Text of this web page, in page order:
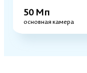
50 Мп
основная камера